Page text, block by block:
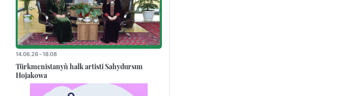
14.06.26 - 18:08
Türkmenistanyň halk artisti Sahydursun
Hojakowa